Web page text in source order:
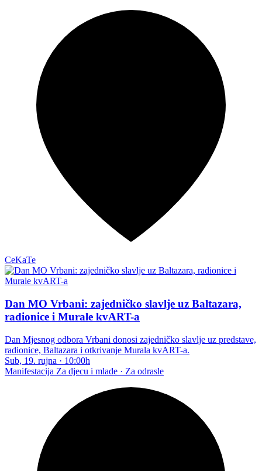
CeKaTe
Dan MO Vrbani: zajedničko slavlje uz Baltazara,
radionice i Murale kvART-a
Dan Mjesnog odbora Vrbani donosi zajedničko slavlje uz predstave,
radionice, Baltazara i otkrivanje Murala kvART-a.
Sub, 19. rujna · 10:00h
Manifestacija Za djecu i mlade · Za odrasle